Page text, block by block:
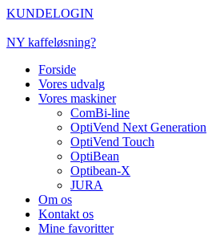
Videre
indhold
KUNDELOGIN
NY kaffeløsning?
Forside
Vores udvalg
Vores maskiner
ComBi-line
OptiVend Next Generation
OptiVend Touch
OptiBean
Optibean-X
JURA
Om os
Kontakt os
Mine favoritter